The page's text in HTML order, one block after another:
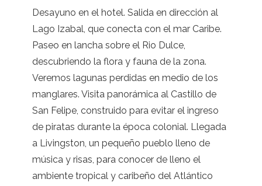
Desayuno en el hotel. Salida en dirección al
Lago Izabal, que conecta con el mar Caribe.
Paseo en lancha sobre el Rio Dulce,
descubriendo la flora y fauna de la zona.
Veremos lagunas perdidas en medio de los
manglares. Visita panorámica al Castillo de
San Felipe, construido para evitar el ingreso
de piratas durante la época colonial. Llegada
a Livingston, un pequeño pueblo lleno de
música y risas, para conocer de lleno el
ambiente tropical y caribeño del Atlántico